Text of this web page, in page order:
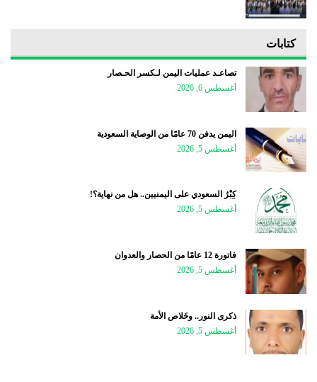
كتابات
تصاعـد عمليات اليمن لـكسر الحـصار
أغسطس 6, 2026
اليمن يدفن 70 عامًا من الوصاية السعودية
أغسطس 5, 2026
كِبْرُ السعودي على اليمنيين.. هل من نهاية؟!
أغسطس 5, 2026
فاتورة 12 عامًا من الحصار والعدوان
أغسطس 5, 2026
ذكرى النور.. وخَلاص الأمة
أغسطس 5, 2026